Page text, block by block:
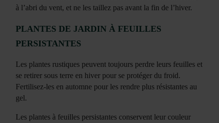
à l’abri du vent, et ne les taillez pas avant la fin de l’hiver.
PLANTES DE JARDIN À FEUILLES
PERSISTANTES
Les plantes rustiques peuvent toujours perdre leurs feuilles et
se retirer sous terre en hiver pour se protéger du froid.
Fertilisez-les en automne pour les rendre plus résistantes au
gel.
Les plantes à feuilles persistantes conservent leur couleur